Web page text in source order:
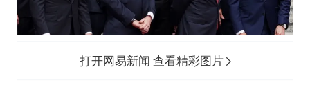
打开网易新闻 查看精彩图片